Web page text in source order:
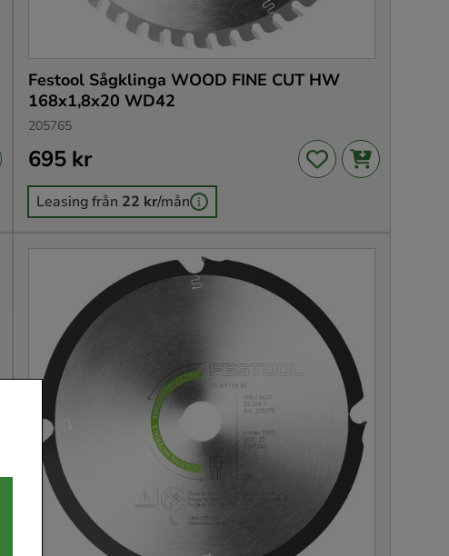
Festool Sågklinga WOOD FINE CUT HW
168x1,8x20 WD42
205765
Pris:695 kr
695 kr
Leasing från 22 kr/mån